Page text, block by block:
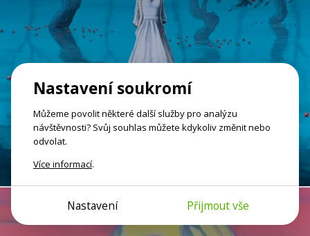
Nastavení soukromí
Můžeme povolit některé další služby pro analýzu
návštěvnosti? Svůj souhlas můžete kdykoliv změnit nebo
odvolat.
Více informací.
Nastavení Přijmout vše